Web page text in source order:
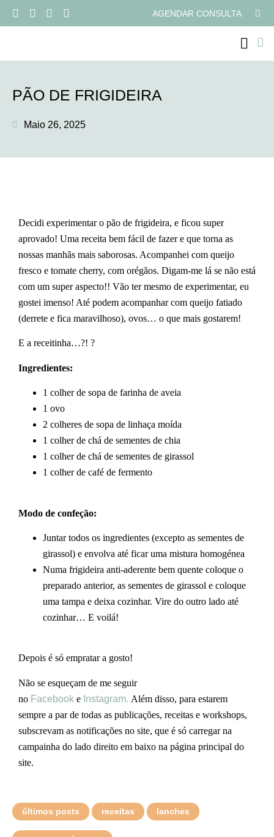
AGENDAR CONSULTA
PÃO DE FRIGIDEIRA
Maio 26, 2025
Decidi experimentar o pão de frigideira, e ficou super
aprovado! Uma receita bem fácil de fazer e que torna as
nossas manhãs mais saborosas. Acompanhei com queijo
fresco e tomate cherry, com orégãos. Digam-me lá se não está
com um super aspecto!! Vão ter mesmo de experimentar, eu
gostei imenso! Até podem acompanhar com queijo fatiado
(derrete e fica maravilhoso), ovos… o que mais gostarem!
E a receitinha…?! ?
Ingredientes:
1 colher de sopa de farinha de aveia
1 ovo
2 colheres de sopa de linhaça moída
1 colher de chá de sementes de chia
1 colher de chá de sementes de girassol
1 colher de café de fermento
Modo de confeção:
Juntar todos os ingredientes (excepto as sementes de
girassol) e envolva até ficar uma mistura homogénea
Numa frigideira anti-aderente bem quente coloque o
preparado anterior, as sementes de girassol e coloque
uma tampa e deixa cozinhar. Vire do outro lado até
cozinhar… E voilá!
Depois é só empratar a gosto!
Não se esqueçam de me seguir
no Facebook e Instagram. Além disso, para estarem
sempre a par de todas as publicações, receitas e workshops,
subscrevam as notificações no site, que é só carregar na
campainha do lado direito em baixo na página principal do
site.
últimos posts receitas lanches